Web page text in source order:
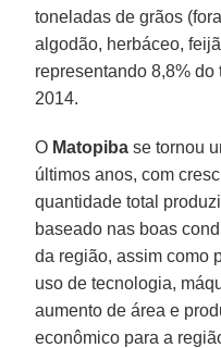
toneladas de grãos
algodão, herbáceo,
representando 8,8%
2014.
O Matopiba se tornou
últimos anos, com
quantidade total
baseado nas boas
da região, assim como
uso de tecnologia,
aumento de área e
econômico para a